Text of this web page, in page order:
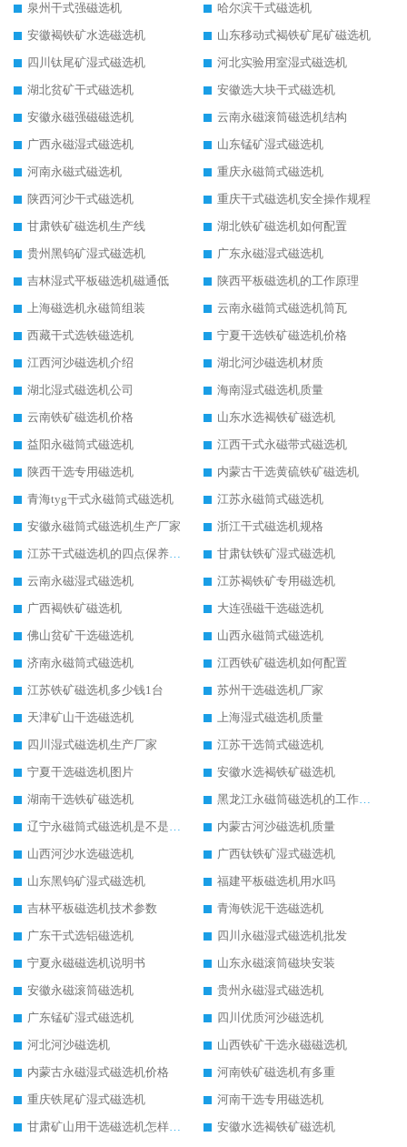
泉州干式强磁选机
哈尔滨干式磁选机
安徽褐铁矿水选磁选机
山东移动式褐铁矿尾矿磁选机
四川钛尾矿湿式磁选机
河北实验用室湿式磁选机
湖北贫矿干式磁选机
安徽选大块干式磁选机
安徽永磁强磁磁选机
云南永磁滚筒磁选机结构
广西永磁湿式磁选机
山东锰矿湿式磁选机
河南永磁式磁选机
重庆永磁筒式磁选机
陕西河沙干式磁选机
重庆干式磁选机安全操作规程
甘肃铁矿磁选机生产线
湖北铁矿磁选机如何配置
贵州黑钨矿湿式磁选机
广东永磁湿式磁选机
吉林湿式平板磁选机磁通低
陕西平板磁选机的工作原理
上海磁选机永磁筒组装
云南永磁筒式磁选机筒瓦
西藏干式选铁磁选机
宁夏干选铁矿磁选机价格
江西河沙磁选机介绍
湖北河沙磁选机材质
湖北湿式磁选机公司
海南湿式磁选机质量
云南铁矿磁选机价格
山东水选褐铁矿磁选机
益阳永磁筒式磁选机
江西干式永磁带式磁选机
陕西干选专用磁选机
内蒙古干选黄硫铁矿磁选机
青海tyg干式永磁筒式磁选机
江苏永磁筒式磁选机
安徽永磁筒式磁选机生产厂家
浙江干式磁选机规格
江苏干式磁选机的四点保养秘籍
甘肃钛铁矿湿式磁选机
云南永磁湿式磁选机
江苏褐铁矿专用磁选机
广西褐铁矿磁选机
大连强磁干选磁选机
佛山贫矿干选磁选机
山西永磁筒式磁选机
济南永磁筒式磁选机
江西铁矿磁选机如何配置
江苏铁矿磁选机多少钱1台
苏州干选磁选机厂家
天津矿山干选磁选机
上海湿式磁选机质量
四川湿式磁选机生产厂家
江苏干选筒式磁选机
宁夏干选磁选机图片
安徽水选褐铁矿磁选机
湖南干选铁矿磁选机
黑龙江永磁筒磁选机的工作原理
辽宁永磁筒式磁选机是不是强磁
内蒙古河沙磁选机质量
山西河沙水选磁选机
广西钛铁矿湿式磁选机
山东黑钨矿湿式磁选机
福建平板磁选机用水吗
吉林平板磁选机技术参数
青海铁泥干选磁选机
广东干式选铝磁选机
四川永磁湿式磁选机批发
宁夏永磁磁选机说明书
山东永磁滚筒磁块安装
安徽永磁滚筒磁选机
贵州永磁湿式磁选机
广东锰矿湿式磁选机
四川优质河沙磁选机
河北河沙磁选机
山西铁矿干选永磁磁选机
内蒙古永磁湿式磁选机价格
河南铁矿磁选机有多重
重庆铁尾矿湿式磁选机
河南干选专用磁选机
甘肃矿山用干选磁选机怎样调磁
安徽水选褐铁矿磁选机